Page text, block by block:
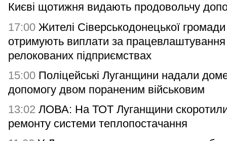
Києві щотижня видають продовольчу
17:00 Жителі Сіверськодонецької
отримують виплати за
релокованих підприємствах
15:00 Поліцейські Луганщини надали
допомогу двом пораненим військовим
13:02 ЛОВА: На ТОТ Луганщини
ремонту системи теплопостачання